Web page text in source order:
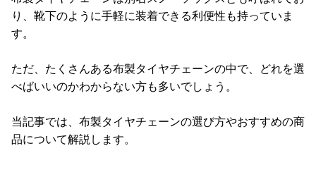
り、靴下のように手軽に装着できる利便性も持っていま
す。
ただ、たくさんある布製タイヤチェーンの中で、どれを選
べばいいのかわからない方も多いでしょう。
当記事では、布製タイヤチェーンの選び方やおすすめの商
品について解説します。